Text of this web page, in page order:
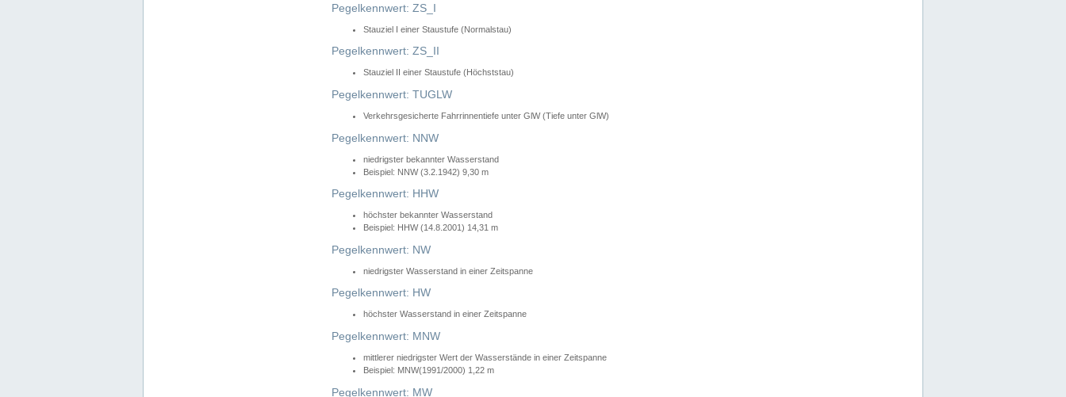
Pegelkennwert: ZS_I
Stauziel I einer Staustufe (Normalstau)
Pegelkennwert: ZS_II
Stauziel II einer Staustufe (Höchststau)
Pegelkennwert: TUGLW
Verkehrsgesicherte Fahrrinnentiefe unter GlW (Tiefe unter GlW)
Pegelkennwert: NNW
niedrigster bekannter Wasserstand
Beispiel: NNW (3.2.1942) 9,30 m
Pegelkennwert: HHW
höchster bekannter Wasserstand
Beispiel: HHW (14.8.2001) 14,31 m
Pegelkennwert: NW
niedrigster Wasserstand in einer Zeitspanne
Pegelkennwert: HW
höchster Wasserstand in einer Zeitspanne
Pegelkennwert: MNW
mittlerer niedrigster Wert der Wasserstände in einer Zeitspanne
Beispiel: MNW(1991/2000) 1,22 m
Pegelkennwert: MW